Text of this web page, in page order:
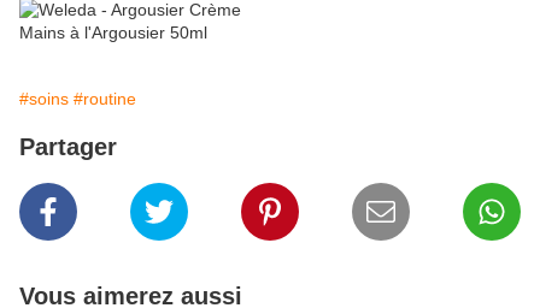
#soins #routine
Partager
Vous aimerez aussi